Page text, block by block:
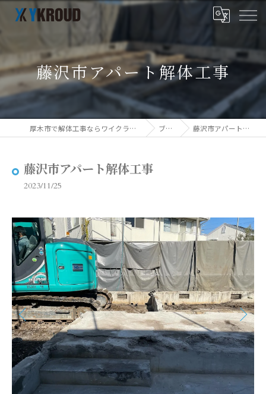
藤沢市アパート解体工事
厚木市で解体工事ならワイクラウド株式会社 ブログ 藤沢市アパート解体工事
藤沢市アパート解体工事
2023/11/25